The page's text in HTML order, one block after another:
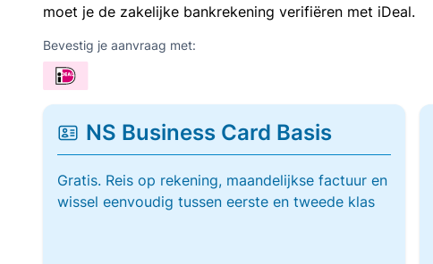
moet je de zakelijke bankrekening verifiëren met iDeal.
Bevestig je aanvraag met:
NS Business Card Basis
Gratis. Reis op rekening, maandelijkse factuur en
wissel eenvoudig tussen eerste en tweede klas